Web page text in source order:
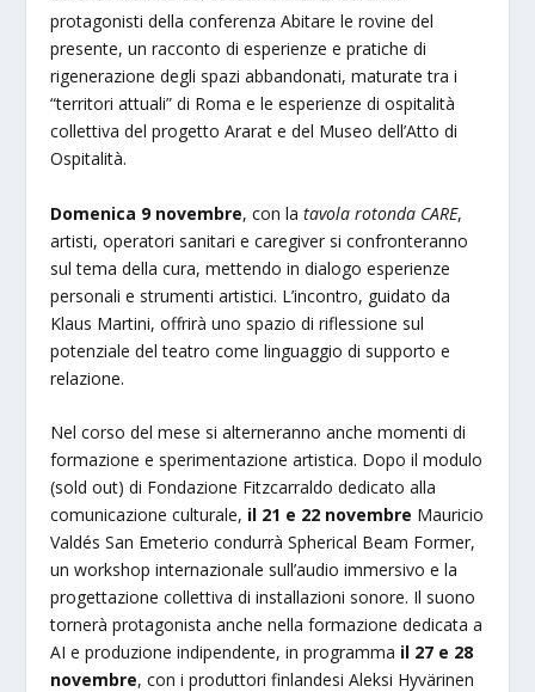
protagonisti della conferenza Abitare le rovine del
presente, un racconto di esperienze e pratiche di
rigenerazione degli spazi abbandonati, maturate tra i
“territori attuali” di Roma e le esperienze di ospitalità
collettiva del progetto Ararat e del Museo dell’Atto di
Ospitalità.
Domenica 9 novembre, con latavola rotonda CARE,
artisti, operatori sanitari e caregiver si confronteranno
sul tema della cura, mettendo in dialogo esperienze
personali e strumenti artistici. L’incontro, guidato da
Klaus Martini, offrirà uno spazio di riflessione sul
potenziale del teatro come linguaggio di supporto e
relazione.
Nel corso del mese si alterneranno anche momenti di
formazione e sperimentazione artistica. Dopo il modulo
(sold out) di Fondazione Fitzcarraldo dedicato alla
comunicazione culturale, il 21 e 22 novembre Mauricio
Valdés San Emeterio condurrà Spherical Beam Former,
un workshop internazionale sull’audio immersivo e la
progettazione collettiva di installazioni sonore. Il suono
tornerà protagonista anche nella formazione dedicata a
AI e produzione indipendente, in programma il 27 e 28
novembre, con i produttori finlandesi Aleksi Hyvärinen